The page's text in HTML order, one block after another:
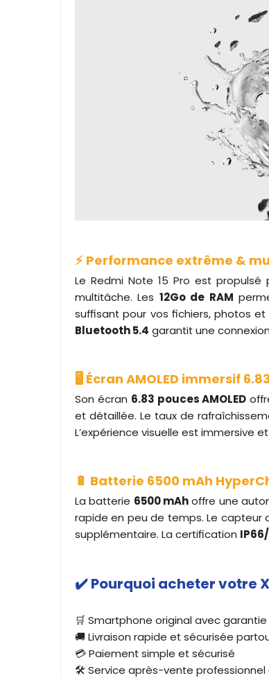
⚡ Performance extrême &
Le Redmi Note 15 Pro est propulsé
multitâche. Les 12Go de RAM
suffisant pour vos fichiers, photos et
Bluetooth 5.4 garantit une
🖥️ Écran AMOLED immersif
Son écran 6.83 pouces AMOLED
et détaillée. Le taux de
L’expérience visuelle est immersive
🔋 Batterie 6500 mAh
La batterie 6500 mAhoffre une
rapide en peu de temps. Le capteur
supplémentaire. La certification
✔️ Pourquoi acheter votre
🛒 Smartphone original avec
🚚 Livraison rapide et sécurisée
💳 Paiement simple et sécurisé
🛠️ Service après-vente professionnel